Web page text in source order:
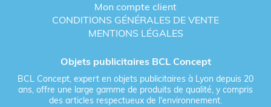
Mon compte client
CONDITIONS GÉNÉRALES DE VENTE
MENTIONS LÉGALES
Objets publicitaires BCL Concept
BCL Concept, expert en objets publicitaires à Lyon depuis 20
ans, offre une large gamme de produits de qualité, y compris
des articles respectueux de l'environnement.